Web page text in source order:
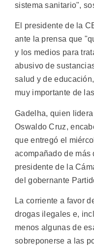
sistema sanitario",
El presidente de la
ante la prensa que
y los medios para
abusivo de
salud y de
muy importante de
Gadelha, quien
Oswaldo Cruz,
que entregó el
acompañado de más
presidente de la
del gobernante
La corriente a favor
drogas ilegales e,
menos algunas de
sobreponerse a las